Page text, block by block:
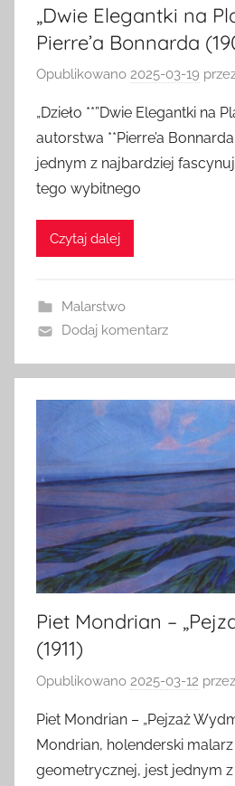
„Dwie Elegantki na
Pierre’a Bonnarda
Opublikowano 2025-03-19
„Dzieło **”Dwie Elegantki na
autorstwa **Pierre’a
jednym z najbardziej
tego wybitnego
Czytaj dalej
Malarstwo
Dodaj komentarz
Piet Mondrian –
(1911)
Opublikowano 2025-03-12 przez
Piet Mondrian – „Pejzaż
Mondrian, holenderski
geometrycznej, jest jednym